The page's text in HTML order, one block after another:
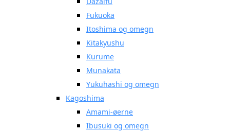
Fukuoka
Itoshima og omegn
Kitakyushu
Kurume
Munakata
Yukuhashi og omegn
Kagoshima
Amami-øerne
Ibusuki og omegn